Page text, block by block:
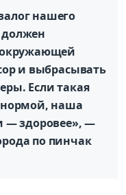
нашего
окружающей
и выбрасывать
Если такая
нормой, наша
— здоровее», —
по пинчак